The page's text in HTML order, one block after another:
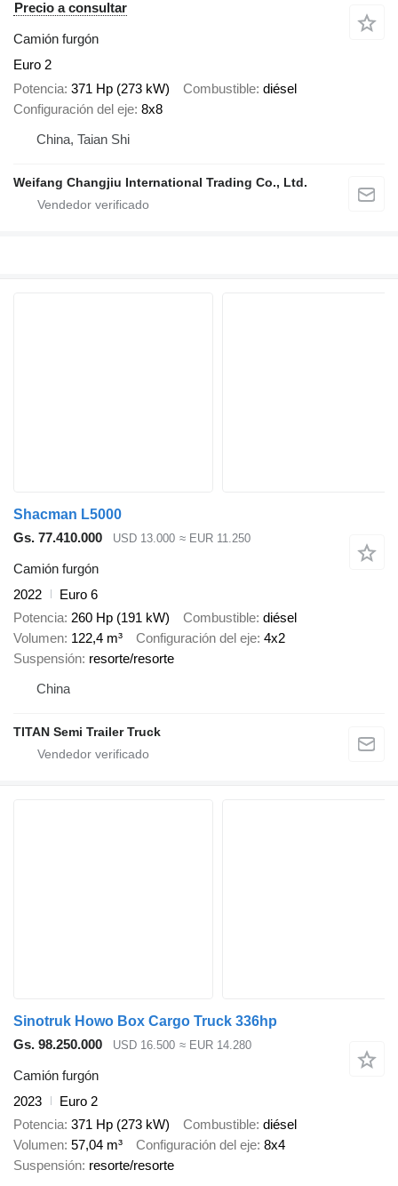
Precio a consultar
Camión furgón
Euro 2
Potencia 371 Hp (273 kW) Combustible diésel
Configuración del eje 8x8
China, Taian Shi
Weifang Changjiu International Trading Co., Ltd.
Shacman L5000
Gs. 77.410.000
USD 13.000 ≈ EUR 11.250
Camión furgón
2022
Euro 6
Potencia 260 Hp (191 kW) Combustible diésel
Volumen 122,4 m³ Configuración del eje 4x2
Suspensión resorte/resorte
China
TITAN Semi Trailer Truck
Sinotruk Howo Box Cargo Truck 336hp
Gs. 98.250.000
USD 16.500 ≈ EUR 14.280
Camión furgón
2023
Euro 2
Potencia 371 Hp (273 kW) Combustible diésel
Volumen 57,04 m³ Configuración del eje 8x4
Suspensión resorte/resorte